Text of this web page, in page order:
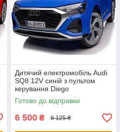
Дитячий електромобіль Audi
SQ8 12V синій з пультом
керування Diego
Готово до відправки
6 500 ₴ 8 125 ₴